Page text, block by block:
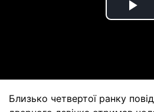
Близько четвертої ранку